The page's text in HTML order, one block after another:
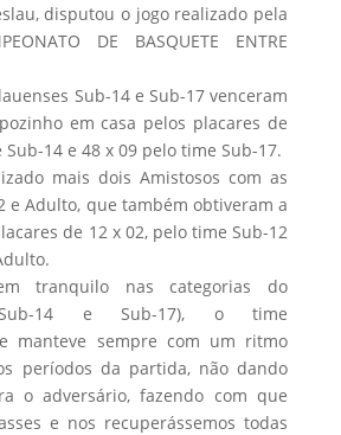
disputou o jogo realizado pela
DE BASQUETE ENTRE
Sub-14 e Sub-17 venceram
em casa pelos placares de
Sub-14 e 48 x 09 pelo time Sub-17.
mais dois Amistosos com as
e Adulto, que também obtiveram a
de 12 x 02, pelo time Sub-12
tranquilo nas categorias do
(Sub-14 e Sub-17), o time
manteve sempre com um ritmo
períodos da partida, não dando
o adversário, fazendo com que
e nos recuperássemos todas